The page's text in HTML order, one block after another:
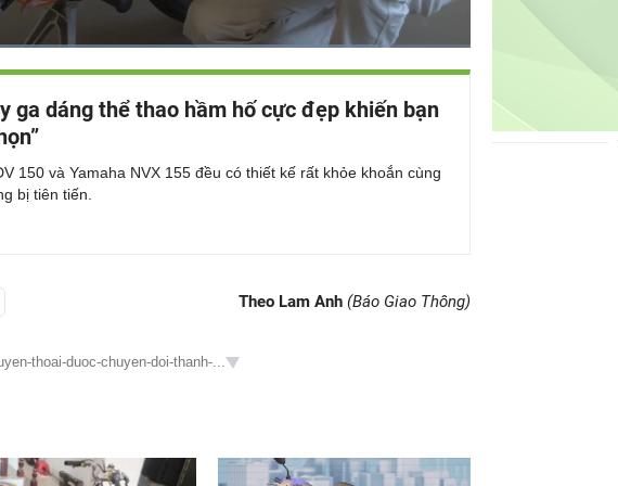
Đã
tải:
Toàn
Bật
thanh
ga dáng thể thao hầm hố cực đẹp khiến bạn
150 và Yamaha NVX 155 đều có thiết kế rất khỏe khoắn cùng
bị tiên tiến.
Theo Lam Anh (Báo Giao Thông)
thoai-duoc-chuyen-doi-thanh-...